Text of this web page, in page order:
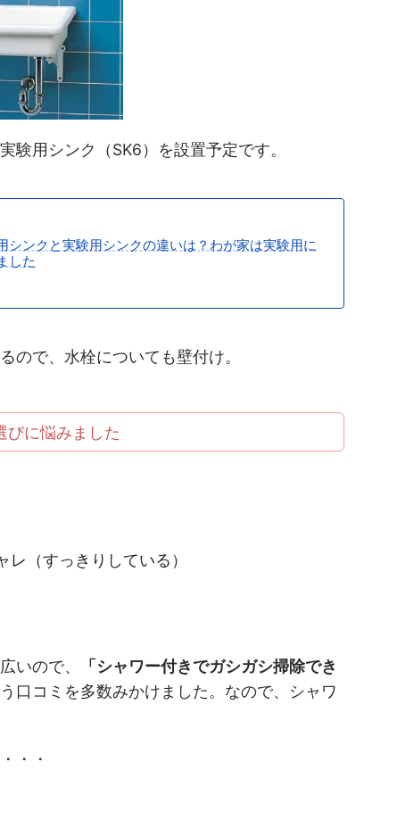
験用シンク（SK6）を設置予定です。
シンクと実験用シンクの違いは？わが家は実験用に
した
ので、水栓についても壁付け。
びに悩みました
レ（すっきりしている）
いので、
「シャワー付きでガシガシ掃除でき
口コミを多数みかけました。なので、シャワ
・・